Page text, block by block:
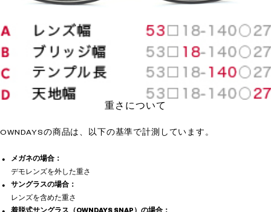
重さについて
OWNDAYSの商品は、以下の基準で計測しています。
メガネの場合：
デモレンズを外した重さ
サングラスの場合：
レンズを含めた重さ
着脱式サングラス（OWNDAYS SNAP）の場合：